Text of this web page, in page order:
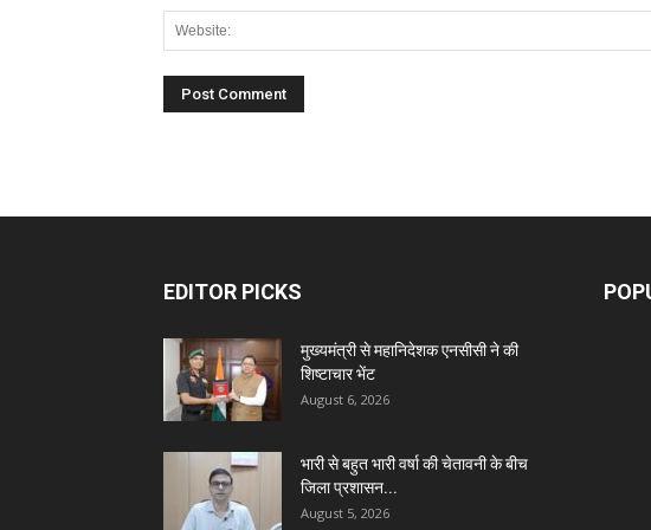
EDITOR PICKS
मुख्यमंत्री से महानिदेशक एनसीसी ने की
शिष्टाचार भेंट
August 6, 2026
भारी से बहुत भारी वर्षा की चेतावनी के बीच
जिला प्रशासन...
August 5, 2026